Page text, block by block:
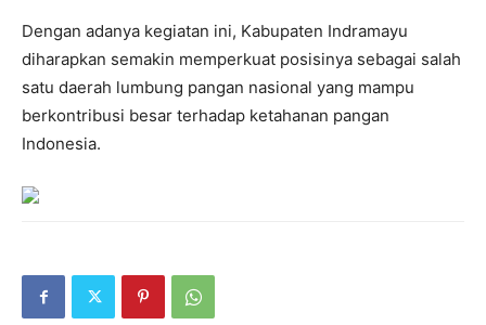
Dengan adanya kegiatan ini, Kabupaten Indramayu
diharapkan semakin memperkuat posisinya sebagai salah
satu daerah lumbung pangan nasional yang mampu
berkontribusi besar terhadap ketahanan pangan
Indonesia.